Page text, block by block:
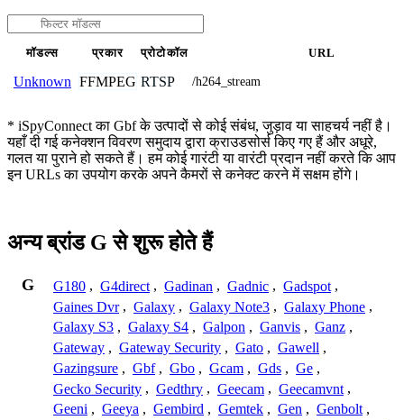
मॉडल्स प्रकार प्रोटोकॉल URL
Unknown FFMPEG RTSP /h264_stream
* iSpyConnect का Gbf के उत्पादों से कोई संबंध, जुड़ाव या साहचर्य नहीं है।
यहाँ दी गई कनेक्शन विवरण समुदाय द्वारा क्राउडसोर्स किए गए हैं और अधूरे,
गलत या पुराने हो सकते हैं। हम कोई गारंटी या वारंटी प्रदान नहीं करते कि आप
इन URLs का उपयोग करके अपने कैमरों से कनेक्ट करने में सक्षम होंगे।
अन्य ब्रांड G से शुरू होते हैं
G G180 , G4direct , Gadinan , Gadnic , Gadspot ,
Gaines Dvr , Galaxy , Galaxy Note3 , Galaxy Phone ,
Galaxy S3 , Galaxy S4 , Galpon , Ganvis , Ganz ,
Gateway , Gateway Security , Gato , Gawell ,
Gazingsure , Gbf , Gbo , Gcam , Gds , Ge ,
Gecko Security , Gedthry , Geecam , Geecamvnt ,
Geeni , Geeya , Gembird , Gemtek , Gen , Genbolt ,